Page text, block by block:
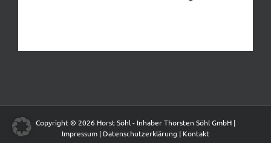
Copyright © 2026 Horst Söhl - Inhaber Thorsten Söhl GmbH |
Impressum | Datenschutzerklärung | Kontakt